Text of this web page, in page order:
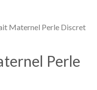
Maternel Perle Discret
Perle